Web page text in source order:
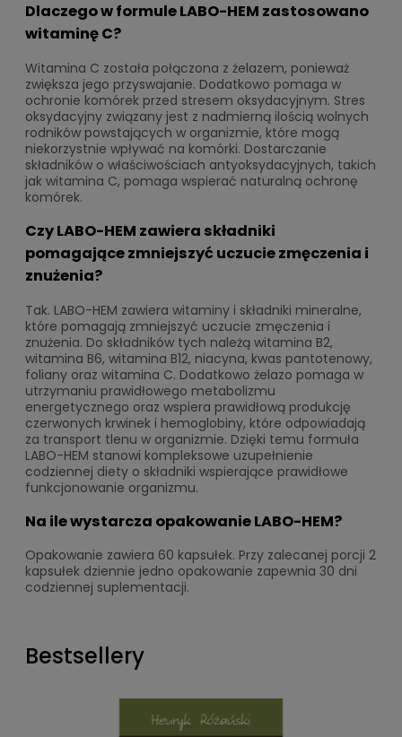
Dlaczego w formule LABO-HEM zastosowano
witaminę C?
Witamina C została połączona z żelazem, ponieważ
zwiększa jego przyswajanie. Dodatkowo pomaga w
ochronie komórek przed stresem oksydacyjnym. Stres
oksydacyjny związany jest z nadmierną ilością wolnych
rodników powstających w organizmie, które mogą
niekorzystnie wpływać na komórki. Dostarczanie
składników o właściwościach antyoksydacyjnych, takich
jak witamina C, pomaga wspierać naturalną ochronę
komórek.
Czy LABO-HEM zawiera składniki
pomagające zmniejszyć uczucie zmęczenia i
znużenia?
Tak. LABO-HEM zawiera witaminy i składniki mineralne,
które pomagają zmniejszyć uczucie zmęczenia i
znużenia. Do składników tych należą witamina B2,
witamina B6, witamina B12, niacyna, kwas pantotenowy,
foliany oraz witamina C. Dodatkowo żelazo pomaga w
utrzymaniu prawidłowego metabolizmu
energetycznego oraz wspiera prawidłową produkcję
czerwonych krwinek i hemoglobiny, które odpowiadają
za transport tlenu w organizmie. Dzięki temu formuła
LABO-HEM stanowi kompleksowe uzupełnienie
codziennej diety o składniki wspierające prawidłowe
funkcjonowanie organizmu.
Na ile wystarcza opakowanie LABO-HEM?
Opakowanie zawiera 60 kapsułek. Przy zalecanej porcji 2
kapsułek dziennie jedno opakowanie zapewnia 30 dni
codziennej suplementacji.
Bestsellery